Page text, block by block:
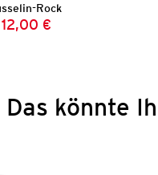
Rock
Preis:
Preis:
12,00 €
Das könnte